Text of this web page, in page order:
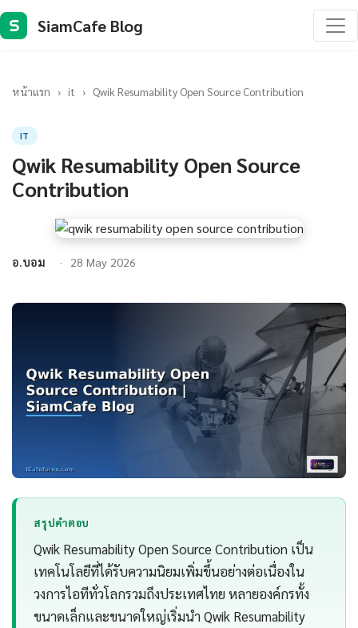
S SiamCafe Blog
หน้าแรก › it › Qwik Resumability Open Source Contribution
IT
Qwik Resumability Open Source
Contribution
อ.บอม 28 May 2026
สรุปคำตอบ
Qwik Resumability Open Source Contribution เป็น
เทคโนโลยีที่ได้รับความนิยมเพิ่มขึ้นอย่างต่อเนื่องใน
วงการไอทีทั่วโลกรวมถึงประเทศไทย หลายองค์กรทั้ง
ขนาดเล็กและขนาดใหญ่เริ่มนำ Qwik Resumability